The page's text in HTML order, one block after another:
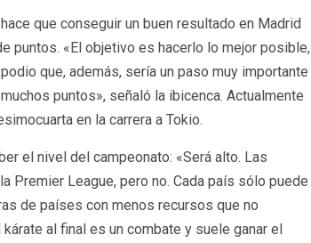
que conseguir un buen resultado en Madrid
puntos. «El objetivo es hacerlo lo mejor posible,
que, además, sería un paso muy importante
puntos», señaló la ibicenca. Actualmente
en la carrera a Tokio.
el nivel del campeonato: «Será alto. Las
League, pero no. Cada país sólo puede
de países con menos recursos que no
al final es un combate y suele ganar el